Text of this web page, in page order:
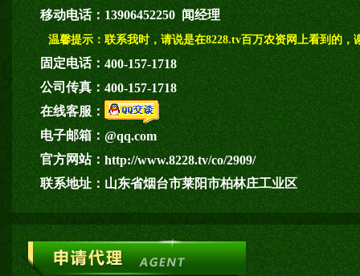
移动电话：13906452250 闻经理
温馨提示： 联系我时，请说是在8228.tv百万农资网上看到的，
固定电话：400-157-1718
公司传真：400-157-1718
在线客服：
电子邮箱：@qq.com
官方网站：http://www.8228.tv/co/2909/
联系地址：山东省烟台市莱阳市柏林庄工业区